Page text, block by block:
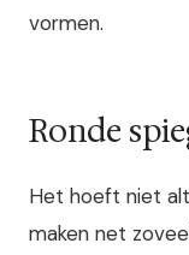
vormen.
Ronde
Het hoeft niet
maken net